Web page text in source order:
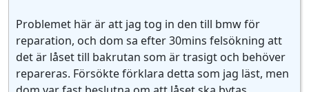
Problemet här är att jag tog in den till bmw för
reparation, och dom sa efter 30mins felsökning att
det är låset till bakrutan som är trasigt och behöver
repareras. Försökte förklara detta som jag läst, men